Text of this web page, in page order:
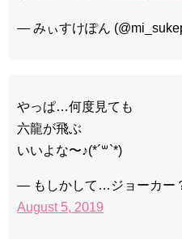
— みぃすけぽん
やっぱ…何度見ても
六龍が飛ぶ
いいよな〜♪(*´꒳`*)
— もしかして…ジョーカー
August 5, 2019